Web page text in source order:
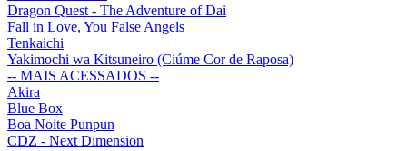
Dragon Quest - The Adventure of Dai
Fall in Love, You False Angels
Tenkaichi
Yakimochi wa Kitsuneiro (Ciúme Cor de Raposa)
-- MAIS ACESSADOS --
Akira
Blue Box
Boa Noite Punpun
CDZ - Next Dimension